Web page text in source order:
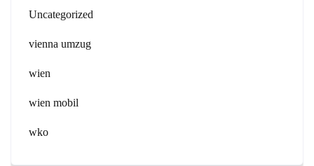
Uncategorized
vienna umzug
wien
wien mobil
wko